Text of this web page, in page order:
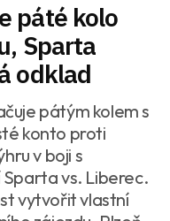
páté kolo
Sparta
odklad
pátým kolem s
konto proti
v boji s
Sparta vs. Liberec.
vytvořit vlastní